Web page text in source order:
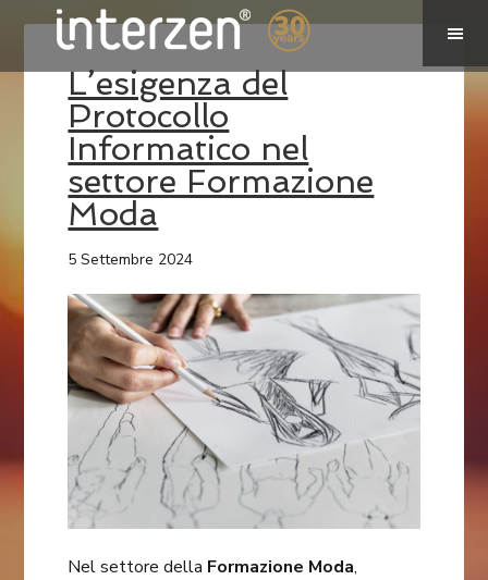
L’esigenza del
Protocollo
Informatico nel
settore Formazione
Moda
5 Settembre 2024
Nel settore della Formazione Moda,